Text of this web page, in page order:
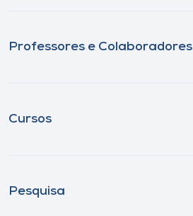
Professores e Colaboradores
Cursos
Pesquisa